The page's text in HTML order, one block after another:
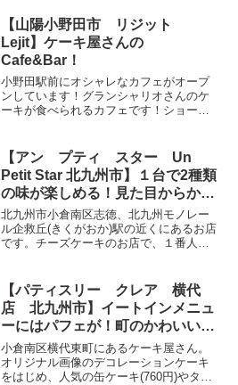
時間が夕方だったこともあり、ショーケ
ースのケ...
【山陽小野田市 リジット
Lejit】ケーキ屋さんの
Cafe&Bar！
小野田駅前にオシャレなカフェがオープ
ンしています！グランシャリオさんのケ
ーキが食べられるカフェです！ショーケ
ね！(ご年配の方は１組でした)夜はバーに
なるそうなんですが、今...
【アン プティ スター Un
Petit Star 北九州市】１台で2種類
の味が楽しめる！見た目からかわ
いいチーズケーキ
北九州市小倉南区志徳、北九州モノレー
ル企救丘(きくがおか)駅の近くにあるお店
です。チーズケーキのお店で、１番人気
(食べたい)ケーキがあるので、そちらを紹
介させていただき...
【パティスリー クレア 横代
店 北九州市】イートインメニュ
ーにはパフェが！町のかわいいケ
ーキ屋さん
小倉南区横代東町にあるケーキ屋さん。
オリジナル画像のデコレーションケーキ
をはじめ、人気の缶ケーキ(760円)やタル